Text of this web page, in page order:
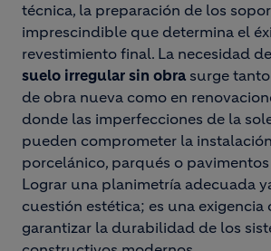
técnica, la preparación de los
imprescindible que determina el
revestimiento final. La necesidad de
suelo irregular sin obra surge
de obra nueva como en
donde las imperfecciones de la
pueden comprometer la
porcelánico, parqués o
Lograr una planimetría adecuada
cuestión estética; es una exigencia
garantizar la durabilidad de los